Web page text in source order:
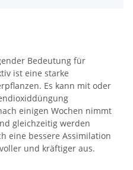
Bedeutung für
ist eine starke
Es kann mit oder
einigen Wochen nimmt
gleichzeitig werden
eine bessere Assimilation
und kräftiger aus.